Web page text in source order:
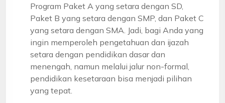
Program Paket A yang setara dengan SD,
Paket B yang setara dengan SMP, dan Paket C
yang setara dengan SMA. Jadi, bagi Anda yang
ingin memperoleh pengetahuan dan ijazah
setara dengan pendidikan dasar dan
menengah, namun melalui jalur non-formal,
pendidikan kesetaraan bisa menjadi pilihan
yang tepat.